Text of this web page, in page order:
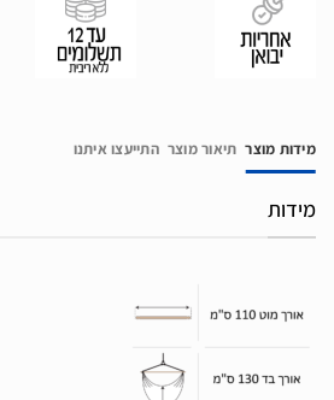
מידות מוצר תיאור מוצר התייעצו איתנו
מידות